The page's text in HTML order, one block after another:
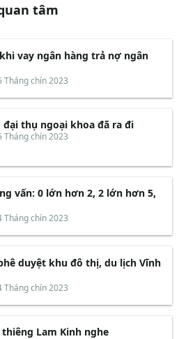
tâm
vay ngân hàng trả nợ ngân
Tháng chín 2023
đại thụ ngoại khoa đã ra đi
ầ
Tháng chín 2023
vấn: 0 lớn hơn 2, 2 lớn hơn 5,
Tháng chín 2023
duyệt khu đô thị, du lịch Vĩnh
Tháng chín 2023
Lam Kinh nghe